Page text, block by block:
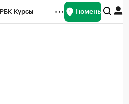
РБК Курсы Тюмень